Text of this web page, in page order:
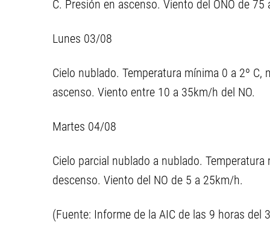
C. Presión en ascenso. Viento del ONO de
Lunes 03/08
Cielo nublado. Temperatura mínima 0 a 2º
ascenso. Viento entre 10 a 35km/h del NO.
Martes 04/08
Cielo parcial nublado a nublado.
descenso. Viento del NO de 5 a 25km/h.
(Fuente: Informe de la AIC de las 9 horas del